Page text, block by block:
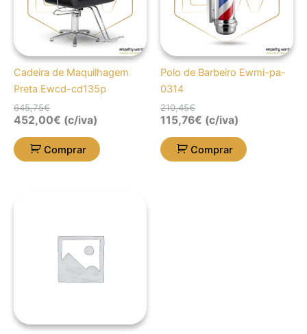
Cadeira de Maquilhagem
Preta Ewcd-cd135p
645,75€
452,00€ (c/iva)
Comprar
Polo de Barbeiro Ewmi-pa-
0314
210,45€
115,76€ (c/iva)
Comprar